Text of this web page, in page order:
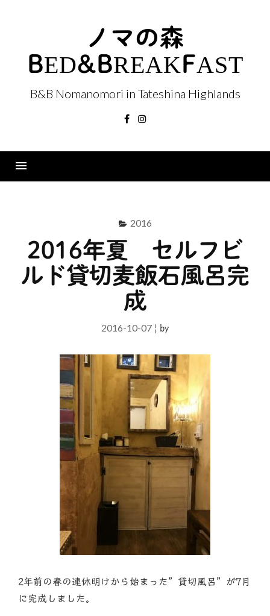
ノマの森
BED&BREAKFAST
B&B Nomanomori in Tateshina Highlands
FacebookInstagram
2016
2016年夏 セルフビ
ルド貸切麦飯石風呂完
成
2016-10-07 | by
2年前の春の連休明けから始まった”貸切風呂”が7月
に完成しました。